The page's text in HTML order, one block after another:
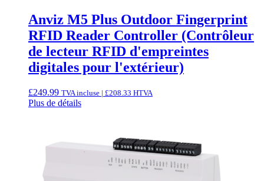
Anviz M5 Plus Outdoor Fingerprint
RFID Reader Controller (Contrôleur
de lecteur RFID d'empreintes
digitales pour l'extérieur)
£249.99 TVA incluse | £208.33 HTVA
Plus de détails